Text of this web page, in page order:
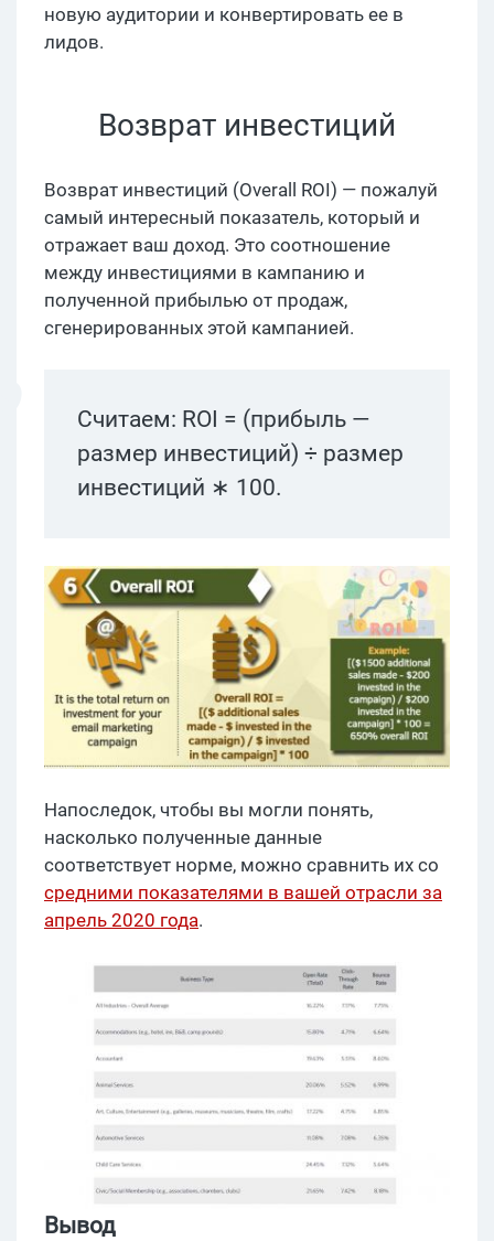
новую аудитории и конвертировать ее в
лидов.
Возврат инвестиций
Возврат инвестиций (Overall ROI) — пожалуй
самый интересный показатель, который и
отражает ваш доход. Это соотношение
между инвестициями в кампанию и
полученной прибылью от продаж,
сгенерированных этой кампанией.
Считаем: ROI = (прибыль —
размер инвестиций) ÷ размер
инвестиций ∗ 100.
Напоследок, чтобы вы могли понять,
насколько полученные данные
соответствует норме, можно сравнить их со
средними показателями в вашей отрасли за
апрель 2020 года.
Вывод